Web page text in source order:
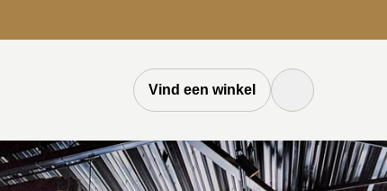
Vind een winkel
Zoek knop
Zoeken